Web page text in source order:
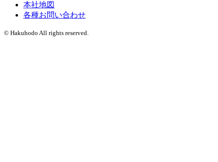
本社地図
各種お問い合わせ
© Hakuhodo All rights reserved.